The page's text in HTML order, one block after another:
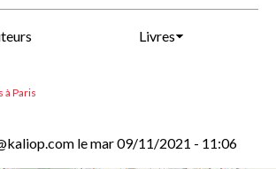
Livres
à Paris
lemar 09/11/2021 - 11:06